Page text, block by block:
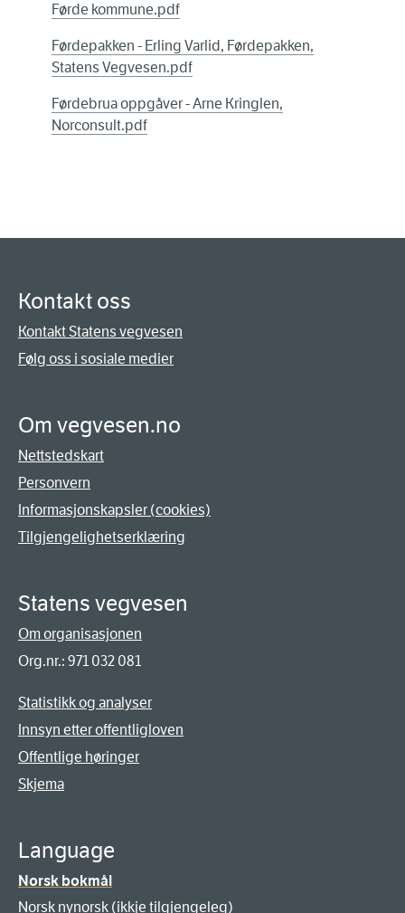
Førde kommune.pdf
Førdepakken - Erling Varlid, Førdepakken,
Statens Vegvesen.pdf
Førdebrua oppgåver - Arne Kringlen,
Norconsult.pdf
Kontakt oss
Kontakt Statens vegvesen
Følg oss i sosiale medier
Om vegvesen.no
Nettstedskart
Personvern
Informasjonskapsler (cookies)
Tilgjengelighetserklæring
Statens vegvesen
Om organisasjonen
Org.nr.: 971 032 081
Statistikk og analyser
Innsyn etter offentligloven
Offentlige høringer
Skjema
Language
Norsk bokmål
Norsk nynorsk (ikkje tilgjengeleg)